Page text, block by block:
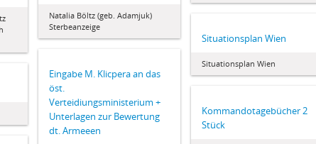
Natalia Böltz (geb. Adamjuk)
Sterbeanzeige
Situationsplan Wien
Situationsplan Wien
Eingabe M. Klicpera an das
öst.
Verteidiungsministerium +
Unterlagen zur Bewertung
dt. Armeeen
Kommandotagebücher 2
Stück